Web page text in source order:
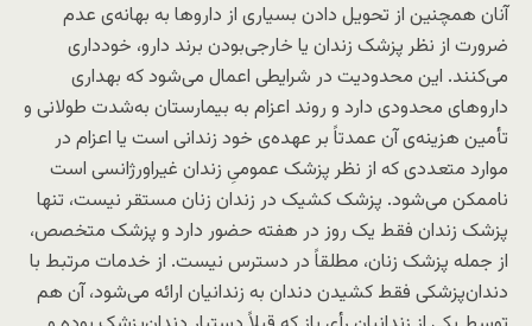
آنان همچنین از تحویل دادن بسیاری از داروها به بهانه‌ی عدم
ضرورت از نظر پزشک زندان یا خارجی‌بودن برند دارو، خودداری
می‌کنند. این محدودیت در شرایطی اعمال می‌شود که بهداری
داروهای محدودی دارد و روند اعزام به بیمارستان به‌شدت طولانی و
تأمین هزینه‌ی آن عمدتاً بر عهده‌ی خود زندانی است یا اعزام در
موارد متعددی که از نظر پزشک عمومیِ زندان غیراورژانسی است
ناممکن می‌شود. پزشک کشیک در زندان زنان مستقر نیست، تنها
پزشک زندان فقط یک روز در هفته حضور دارد و پزشک متخصص،
از جمله پزشک زنان، مطلقاً در دسترس نیست. از خدمات مرتبط با
دندان‌پزشکی فقط کشیدن دندان به زندانیان ارائه می‌شود، آن هم